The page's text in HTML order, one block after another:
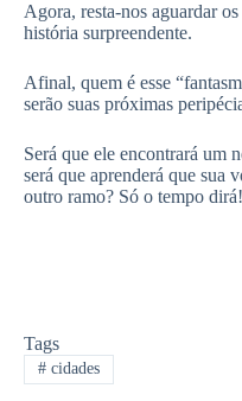
Agora, resta-nos aguardar
história surpreendente.
Afinal, quem é esse
serão suas próximas
Será que ele encontrará um
será que aprenderá que sua
outro ramo? Só o tempo dirá!
Tags
#cidades